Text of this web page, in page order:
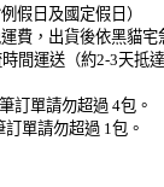
假日及國定假日）
費，出貨後依黑貓宅
間運送（約2-3天抵
訂單請勿超過 4包。
單請勿超過 1包。